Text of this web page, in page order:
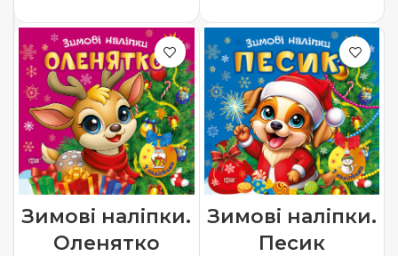
Зимові наліпки.
Оленятко
Зимові наліпки.
Песик